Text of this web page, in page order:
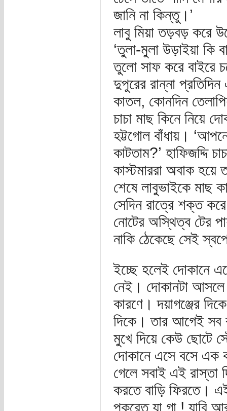
জানি না কিন্তু।’
লাবু মিয়া তড়বড় করে
‘তুলা-মুলা উড়াইয়া কি
তুলো সাফ করে বাইরে
দুপুরের রান্না
কাতল, কোনদিন
চাচা মাছ কিনে নিয়ে
হট্টগোল বাঁধায়।
কাটতাম?’ হাফিজদ্দি
কাস্টমাররা অবাক হয়ে
শেষে লাবুভাইকে মাছ
সেদিন রাত্রে শক্ত
নোটের অস্থিত্ব টের
নাকি ঠেকেছে সেই
ইচ্ছে হলেই দোকানে
নেই। দোকানটা আসলে
কারণে। দয়াগঞ্জের
দিকে। তার আগেই সব
মুখে দিয়ে কেউ ছোটে
দোকানে এসে বসে এক
গেলে সবাই এই রাস্তা
করতে বাড়ি ফিরতে।
পুকুরেত যা গা ! যাবি